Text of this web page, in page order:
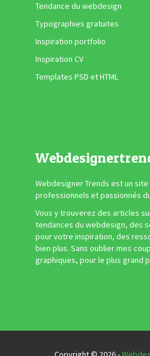
Tendance du webdesign
Typographies gratuites
Inspiration portfolio
Inspiration CV
Templates PSD et HTML
Webdesigner Trends est un
professionnels et passionnés
Vous y trouverez des articles
tendances du webdesign, des
pour votre inspiration, des
bien plus. Sans oublier mes
graphiques, pour le plus grand